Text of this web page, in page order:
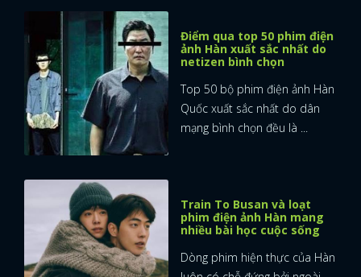
Điểm qua top 50 phim điện
ảnh Hàn xuất sắc nhất do
netizen bình chọn
Top 50 bộ phim điện ảnh Hàn
Quốc xuất sắc nhất do dân
mạng bình chọn đều là ...
Train To Busan và loạt
phim điện ảnh Hàn mang
nhiều bài học cuộc sống
Dòng phim hiện thực của Hàn